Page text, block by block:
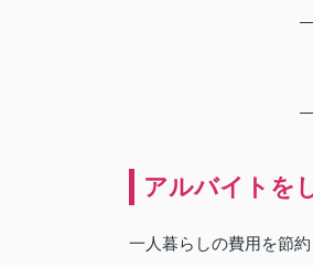
アルバイトを
一人暮らしの費用を節